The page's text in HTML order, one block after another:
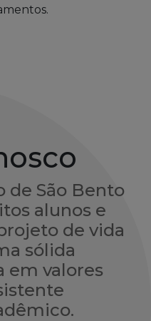
de São Bento
alunos e
de vida
sólida
em valores